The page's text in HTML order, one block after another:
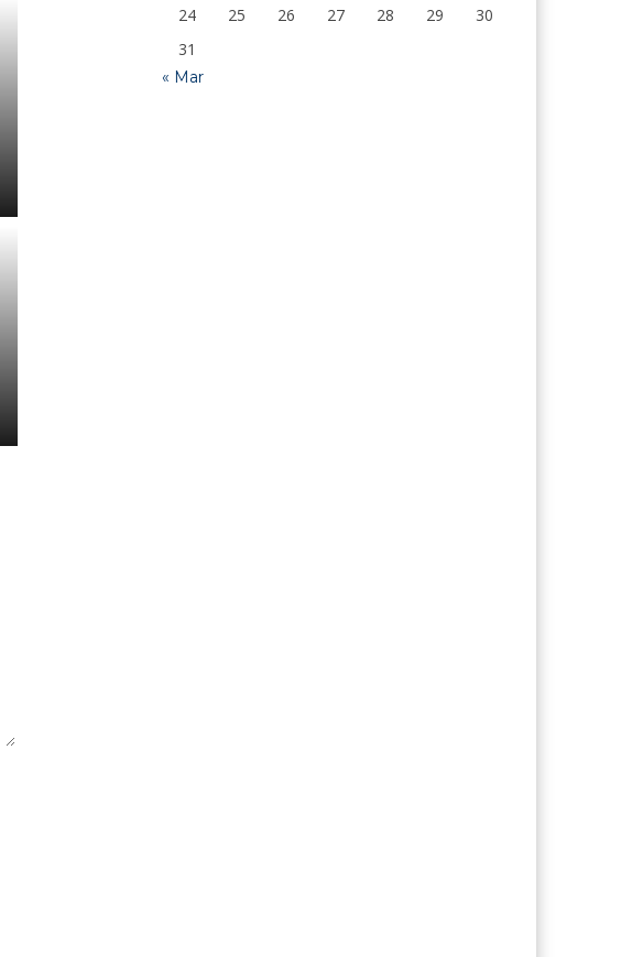
24 25 26 27 28 29
30
31
« Mar